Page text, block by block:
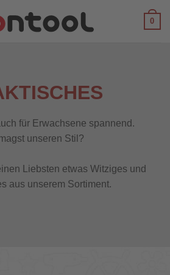
0
für Erwachsene spannend.
unseren Stil?
Liebsten etwas Witziges und
aus unserem Sortiment.